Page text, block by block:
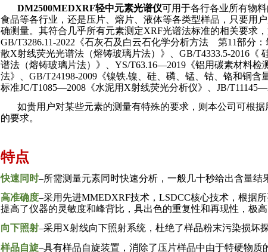
DM2500MEDXRF轻中元素光谱仪可用于各行各业所有物
食品等各行业，还是压片、熔片、液体等各类型样品，只要用
确测量。其符合几乎所有元素测定XRF光谱法标准的相关要求
GB/T3286.11-2022 《石灰石及白云石化学分析方法 第11部分
散X射线荧光光谱法（熔铸玻璃片法）》、 GB/T4333.5-2016 《
谱法（熔铸玻璃片法）》、 YS/T63.16—2019 《铝用碳素材料检
法》、 GB/T24198-2009 《镍铁.镍、硅、磷、锰、钴、铬和铜含
标准JC/T1085—2008 《水泥用 X射线荧光分析仪》、 JB/
如贵用户对某些元素的测量有特殊的要求，则本公司可根
的要求。
特点
快速同时–所需测量元素同时快速分析，一般几十秒给出含量结
高准确度–采用先进MMEDXRF技术， LSDCC核心技术，根据
提高了仪器的灵敏度和峰背比，具出色的重复性和再现性，极高
向下照射–采用X射线向下照射系统，杜绝了样品粉末污染损坏
样品自旋–具有样品自旋装置，消除了压片样品中由于特硬物质